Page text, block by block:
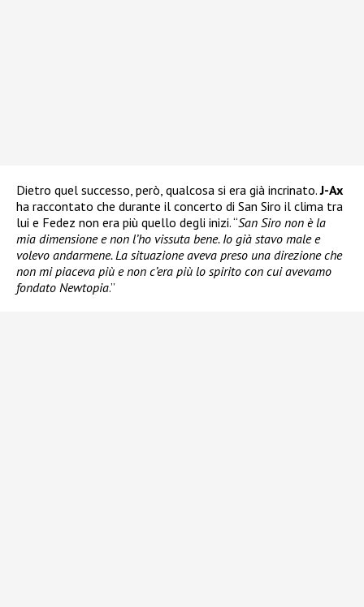
Dietro quel successo, però, qualcosa si era già incrinato.J-Ax
ha raccontato che durante il concerto di San Siro il clima tra
lui e Fedez non era più quello degli inizi. “San Siro non è la
mia dimensione e non l’ho vissuta bene. Io già stavo male e
volevo andarmene. La situazione aveva preso una direzione che
non mi piaceva più e non c’era più lo spirito con cui avevamo
fondato Newtopia.”